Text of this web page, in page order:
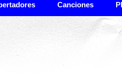
Canciones